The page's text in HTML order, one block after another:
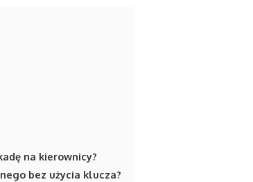
na kierownicy?
bez użycia klucza?